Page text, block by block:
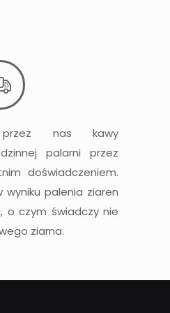
przez nas kawy
palarni przez
doświadczeniem.
palenia ziaren
o czym świadczy nie
ziarna.